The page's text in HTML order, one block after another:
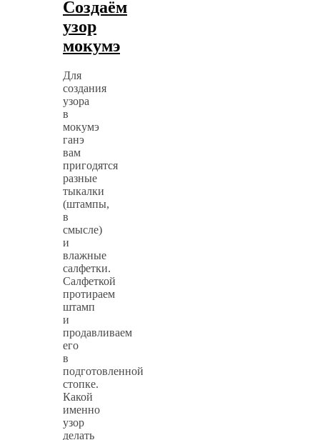
Создаём
узор
мокумэ
Для
создания
узора
в
мокумэ
ганэ
вам
пригодятся
разные
тыкалки
(штампы,
в
смысле)
и
влажные
салфетки.
Салфеткой
протираем
штамп
и
продавливаем
его
в
подготовленной
стопке.
Какой
именно
узор
делать